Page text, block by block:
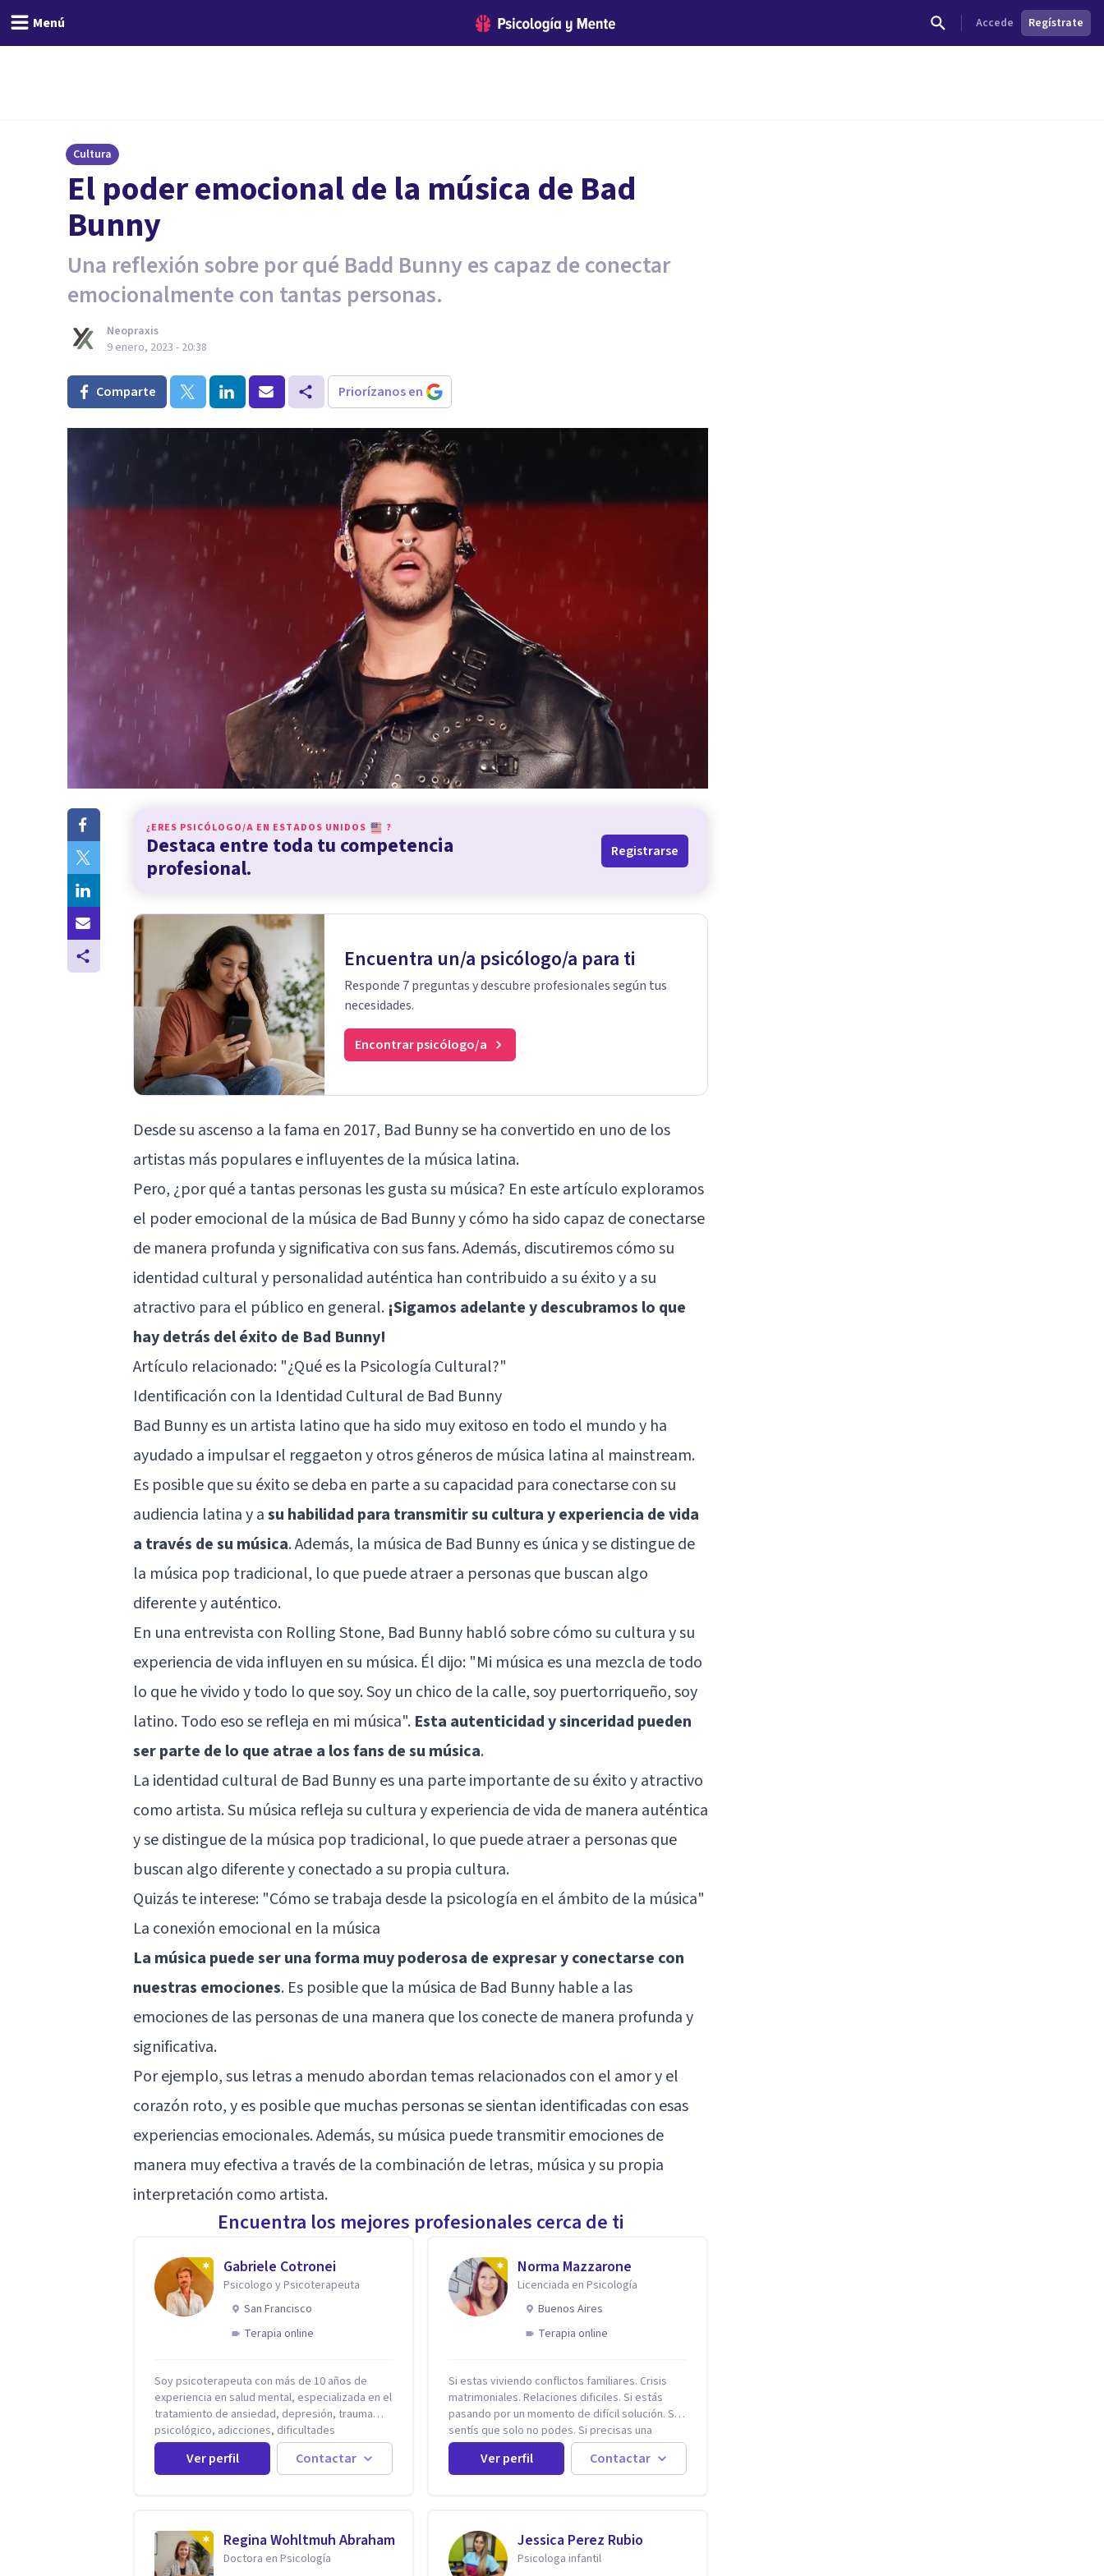
Menú Accede Regístrate
Cultura
El poder emocional de la música de Bad
Bunny
Una reflexión sobre por qué Badd Bunny es capaz de conectar
emocionalmente con tantas personas.
Neopraxis
9 enero, 2023 - 20:38
Comparte Priorízanos en
¿ERES PSICÓLOGO/A EN ESTADOS UNIDOS ?
Destaca entre toda tu competencia
profesional.
Registrarse
Encuentra un/a psicólogo/a para ti
Responde 7 preguntas y descubre profesionales según tus
necesidades.
Encontrar psicólogo/a
Desde su ascenso a la fama en 2017, Bad Bunny se ha convertido en uno de los
artistas más populares e influyentes de la música latina.
Pero, ¿por qué a tantas personas les gusta su música? En este artículo exploramos
el poder emocional de la música de Bad Bunny y cómo ha sido capaz de conectarse
de manera profunda y significativa con sus fans. Además, discutiremos cómo su
identidad cultural y personalidad auténtica han contribuido a su éxito y a su
atractivo para el público en general. ¡Sigamos adelante y descubramos lo que
hay detrás del éxito de Bad Bunny!
Artículo relacionado: "¿Qué es la Psicología Cultural?"
Identificación con la Identidad Cultural de Bad Bunny
Bad Bunny es un artista latino que ha sido muy exitoso en todo el mundo y ha
ayudado a impulsar el reggaeton y otros géneros de música latina al mainstream.
Es posible que su éxito se deba en parte a su capacidad para conectarse con su
audiencia latina y asu habilidad para transmitir su cultura y experiencia de vida
a través de su música. Además, la música de Bad Bunny es única y se distingue de
la música pop tradicional, lo que puede atraer a personas que buscan algo
diferente y auténtico.
En una entrevista con Rolling Stone, Bad Bunny habló sobre cómo su cultura y su
experiencia de vida influyen en su música. Él dijo: "Mi música es una mezcla de todo
lo que he vivido y todo lo que soy. Soy un chico de la calle, soy puertorriqueño, soy
latino. Todo eso se refleja en mi música". Esta autenticidad y sinceridad pueden
ser parte de lo que atrae a los fans de su música.
La identidad cultural de Bad Bunny es una parte importante de su éxito y atractivo
como artista. Su música refleja su cultura y experiencia de vida de manera auténtica
y se distingue de la música pop tradicional, lo que puede atraer a personas que
buscan algo diferente y conectado a su propia cultura.
Quizás te interese: "Cómo se trabaja desde la psicología en el ámbito de la música"
La conexión emocional en la música
La música puede ser una forma muy poderosa de expresar y conectarse con
nuestras emociones. Es posible que la música de Bad Bunny hable a las
emociones de las personas de una manera que los conecte de manera profunda y
significativa.
Por ejemplo, sus letras a menudo abordan temas relacionados con el amor y el
corazón roto, y es posible que muchas personas se sientan identificadas con esas
experiencias emocionales. Además, su música puede transmitir emociones de
manera muy efectiva a través de la combinación de letras, música y su propia
interpretación como artista.
Encuentra los mejores profesionales cerca de ti
Gabriele Cotronei
Psicologo y Psicoterapeuta
San Francisco
Terapia online
Soy psicoterapeuta con más de 10 años de
experiencia en salud mental, especializada en el
tratamiento de ansiedad, depresión, trauma
psicológico, adicciones, dificultades
identitarias y efectos de experiencias
tempranas adversas. Ofrezco un espacio
terapéutico seguro, confidencial y
autoconocimiento, regulación emocional y
bienestar. Trabajo desde un enfoque
integrativo que combina psicoanálisis, terapia
Ver perfil Contactar
Norma Mazzarone
Licenciada en Psicología
Buenos Aires
Terapia online
Si estas viviendo conflictos familiares. Crisis
matrimoniales. Relaciones dificiles. Si estás
pasando por un momento de difícil solución. Si
sentís que solo no podes. Si precisas una
escucha. Si consideras que estás bloqueado. Si
precisás comprensión. Si no logras definir
proyectos, objetivos, sueños, deseos. Si
intención es hacer algo con lo que te está
pasando. No dudes en comunicarte a fin de
comenzar a resolver la situación que está
Ver perfil Contactar
Regina Wohltmuh Abraham
Doctora en Psicología
Jessica Perez Rubio
Psicologa infantil